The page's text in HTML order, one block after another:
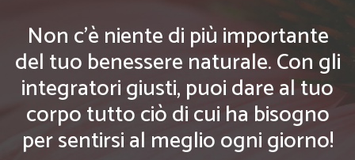
Non c'è niente di più importante
del tuo benessere naturale. Con gli
integratori giusti, puoi dare al tuo
corpo tutto ciò di cui ha bisogno
per sentirsi al meglio ogni giorno!